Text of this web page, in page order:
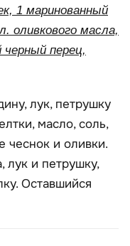
1 маринованный
оливкового масла,
перец,
лук, петрушку
масло, соль,
чеснок и оливки.
лук и петрушку,
Оставшийся